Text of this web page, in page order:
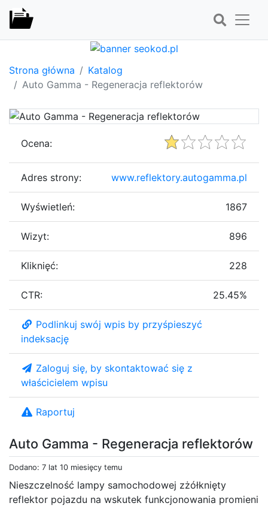
Strona główna
Katalog
Auto Gamma - Regeneracja reflektorów
Auto Gamma - Regeneracja reflektorów
Dodano: 7 lat 10 miesięcy temu
Nieszczelność lampy samochodowej zżółknięty
reflektor pojazdu na wskutek funkcjonowania promieni
Ocena:
Adres strony: www.reflektory.autogamma.pl
Wyświetleń: 1867
Wizyt: 896
Kliknięć: 228
CTR: 25.45%
Podlinkuj swój wpis by przyśpieszyć
indeksację
Zaloguj się, by skontaktować się z
właścicielem wpisu
Raportuj